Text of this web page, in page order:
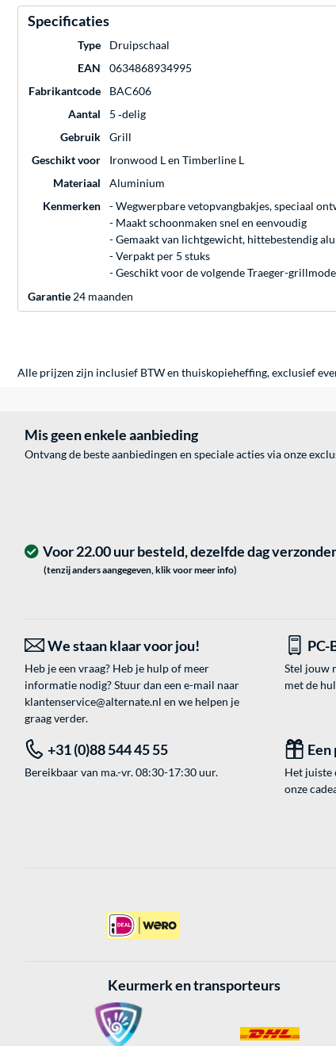
Specificaties
Type
Druipschaal
EAN
0634868934995
Fabrikantcode
BAC606
Aantal
5 ‐delig
Gebruik
Grill
Geschikt voor
Ironwood L en Timberline L
Materiaal
Aluminium
Kenmerken
- Wegwerpbare vetopvangbakjes, speciaal
- Maakt schoonmaken snel en eenvoudig
- Gemaakt van lichtgewicht, hittebestendig
- Verpakt per 5 stuks
- Geschikt voor de volgende Traeger-
Garantie 24 maanden
Alle prijzen zijn inclusief BTW en thuiskopieheffing, exclusief
Mis geen enkele aanbieding
Ontvang de beste aanbiedingen en speciale acties via onze
Voor 22.00 uur besteld, dezelfde dag
(tenzij anders aangegeven, klik voor meer info)
We staan klaar voor jou!
Heb je een vraag? Heb je hulp of meer
informatie nodig? Stuur dan een e-mail naar
klantenservice@alternate.nl en we helpen je
graag verder.
PC-
Stel jouw
met de
+31 (0)88 544 45 55
Bereikbaar van ma.-vr. 08:30-17:30 uur.
Een
Het juiste
onze
Keurmerk en transporteurs